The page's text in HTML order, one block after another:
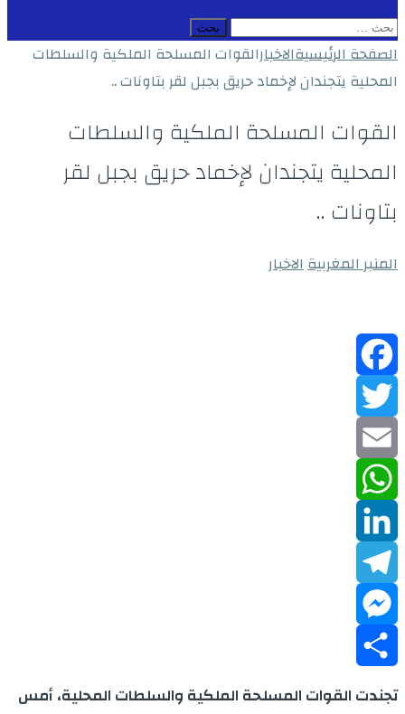
البحث
عن:
الصفحة الرئيسيةالاخبارالقوات المسلحة الملكية والسلطات
المحلية يتجندان لإخماد حريق بجبل لقر بتاونات ..
القوات المسلحة الملكية والسلطات
المحلية يتجندان لإخماد حريق بجبل لقر
بتاونات ..
المنبر المغربيةالاخبار
Facebook
Twitter
Email
WhatsApp
LinkedIn
Telegram
Messenger
Share
تجندت القوات المسلحة الملكية والسلطات المحلية، أمس